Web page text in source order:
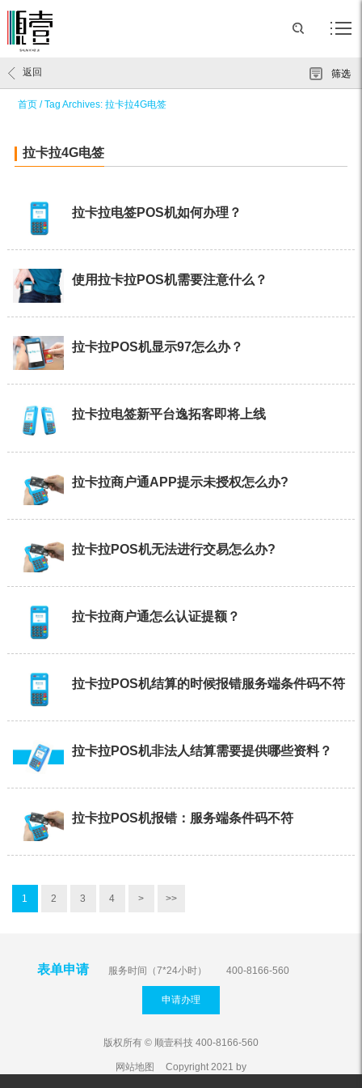
首页 /Tag Archives: 拉卡拉4G电签
返回 筛选
拉卡拉4G电签
拉卡拉电签POS机如何办理？
使用拉卡拉POS机需要注意什么？
拉卡拉POS机显示97怎么办？
拉卡拉电签新平台逸拓客即将上线
拉卡拉商户通APP提示未授权怎么办?
拉卡拉POS机无法进行交易怎么办?
拉卡拉商户通怎么认证提额？
拉卡拉POS机结算的时候报错服务端条件码不符
拉卡拉POS机非法人结算需要提供哪些资料？
拉卡拉POS机报错：服务端条件码不符
1 2 3 4 > >>
表单申请 服务时间（7*24小时） 400-8166-560
申请办理
版权所有 © 顺壹科技 400-8166-560
网站地图 Copyright 2021 by